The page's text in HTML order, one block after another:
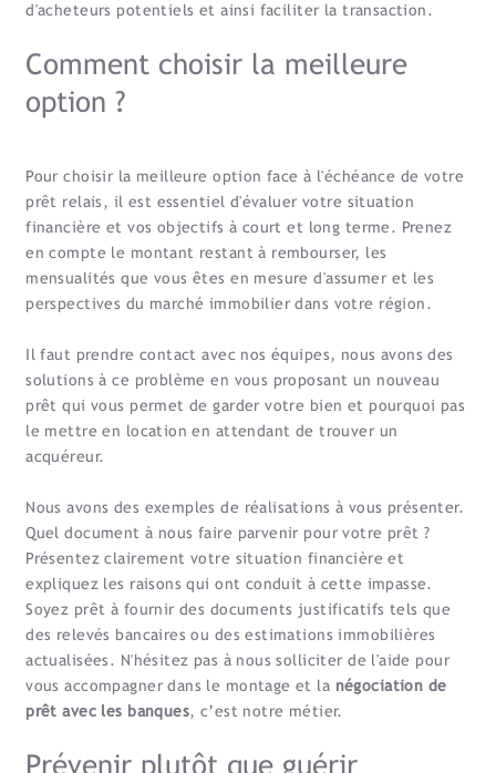
d'acheteurs potentiels et ainsi faciliter la transaction.
Comment choisir la meilleure
option ?
Pour choisir la meilleure option face à l'échéance de votre
prêt relais, il est essentiel d'évaluer votre situation
financière et vos objectifs à court et long terme. Prenez
en compte le montant restant à rembourser, les
mensualités que vous êtes en mesure d'assumer et les
perspectives du marché immobilier dans votre région.
Il faut prendre contact avec nos équipes, nous avons des
solutions à ce problème en vous proposant un nouveau
prêt qui vous permet de garder votre bien et pourquoi pas
le mettre en location en attendant de trouver un
acquéreur.
Nous avons des exemples de réalisations à vous présenter.
Quel document à nous faire parvenir pour votre prêt ?
Présentez clairement votre situation financière et
expliquez les raisons qui ont conduit à cette impasse.
Soyez prêt à fournir des documents justificatifs tels que
des relevés bancaires ou des estimations immobilières
actualisées. N'hésitez pas à nous solliciter de l'aide pour
vous accompagner dans le montage et la négociation de
prêt avec les banques, c’est notre métier.
Prévenir plutôt que guérir